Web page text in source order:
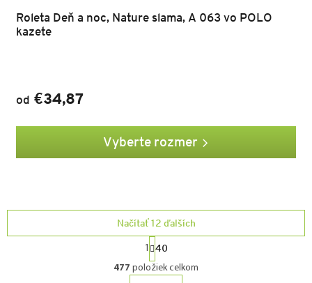
Roleta Deň a noc, Nature slama, A 063 vo POLO
kazete
od €34,87
Vyberte rozmer
O
v
Načítať 12 ďalších
S
t
r
1 40
477 položiek celkom